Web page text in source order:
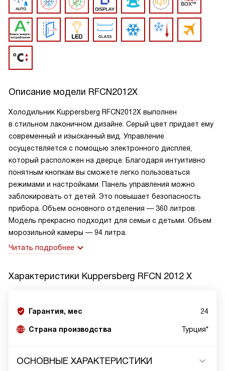
Описание модели RFCN2012X
Холодильник Kuppersberg RFCN2012X выполнен
в стильном лаконичном дизайне. Серый цвет придает ему
современный и изысканный вид. Управление
осуществляется с помощью электронного дисплея,
который расположен на дверце. Благодаря интуитивно
понятным кнопкам вы сможете легко пользоваться
режимами и настройками. Панель управления можно
заблокировать от детей. Это повышает безопасность
прибора. Объем основного отделения — 360 литров.
Модель прекрасно подходит для семьи с детьми. Объем
морозильной камеры — 94 литра.
Читать подробнее
Характеристики Kuppersberg RFCN 2012 X
Гарантия, мес 24
Страна производства Турция*
ОСНОВНЫЕ ХАРАКТЕРИСТИКИ